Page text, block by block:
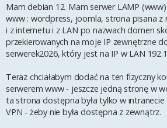
s
Mam debian 12. Mam serwer LAMP
www : wordpress, joomla, strona pisana z
i z internetu i z LAN po nazwach domen
przekierowanych na moje IP zewnętrzne
serwerek2026, który jest na IP w LAN
Teraz chciałabym dodać na ten fizyczny
serwerem www - jeszcze jedną stronę w
ta strona dostępna była tylko w intranecie
VPN - żeby nie była dostępna z zewnątrz.